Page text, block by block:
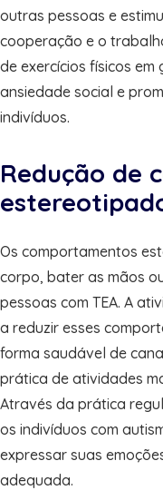
outras pessoas e
cooperação e o
de exercícios físicos
ansiedade social e
indivíduos.
Redução de
Os comportamentos
corpo, bater as mãos
pessoas com TEA. A
a reduzir esses
forma saudável de
prática de atividades
Através da prática
os indivíduos com
expressar suas
adequada.